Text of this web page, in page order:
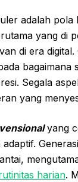
adalah
yang di
di era
Segala
yang
yang
harian.